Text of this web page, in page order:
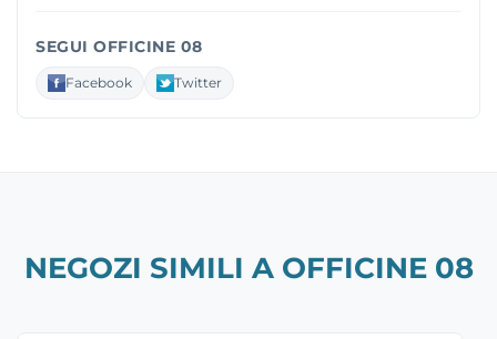
SEGUI OFFICINE 08
Facebook Twitter
NEGOZI SIMILI A OFFICINE 08